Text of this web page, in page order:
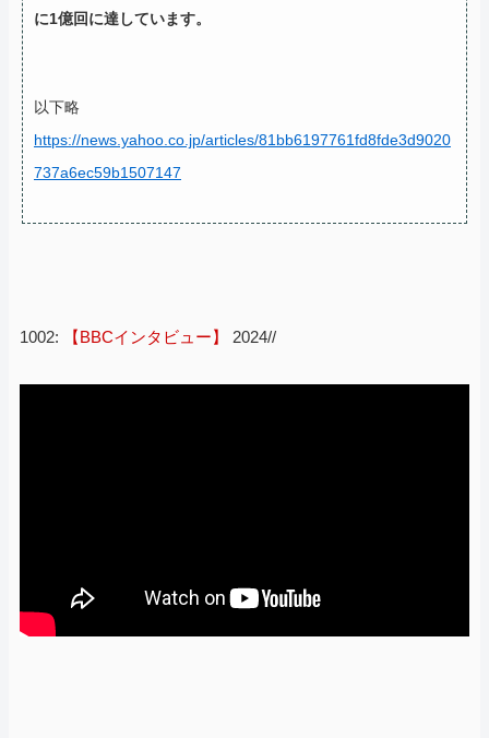
に1億回に達しています。
以下略
https://news.yahoo.co.jp/articles/81bb6197761fd8fde3d9020
737a6ec59b1507147
1002: 【BBCインタビュー】 2024//